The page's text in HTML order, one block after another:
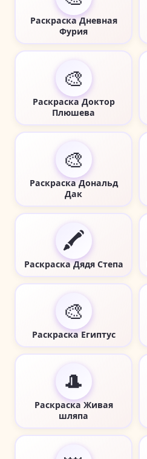
Раскраска Дневная
Фурия
🎨
Раскраска Доктор
Плюшева
🎨
Раскраска Дональд
Дак
🖍️
Раскраска Дядя Степа
🎨
Раскраска Египтус
🎩
Раскраска Живая
шляпа